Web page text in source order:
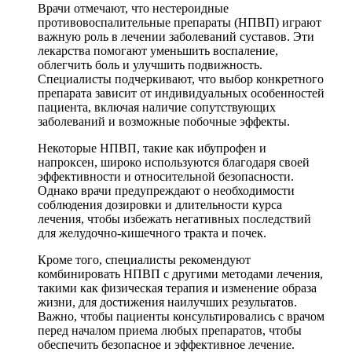
Врачи отмечают, что нестероидные
противовоспалительные препараты (НПВП) играют
важную роль в лечении заболеваний суставов. Эти
лекарства помогают уменьшить воспаление,
облегчить боль и улучшить подвижность.
Специалисты подчеркивают, что выбор конкретного
препарата зависит от индивидуальных особенностей
пациента, включая наличие сопутствующих
заболеваний и возможные побочные эффекты.
Некоторые НПВП, такие как ибупрофен и
напроксен, широко используются благодаря своей
эффективности и относительной безопасности.
Однако врачи предупреждают о необходимости
соблюдения дозировки и длительности курса
лечения, чтобы избежать негативных последствий
для желудочно-кишечного тракта и почек.
Кроме того, специалисты рекомендуют
комбинировать НПВП с другими методами лечения,
такими как физическая терапия и изменение образа
жизни, для достижения наилучших результатов.
Важно, чтобы пациенты консультировались с врачом
перед началом приема любых препаратов, чтобы
обеспечить безопасное и эффективное лечение.